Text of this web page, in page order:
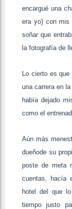
encargué una
era yo) con mis
soñar que
la fotografía de
Lo cierto es
una carrera en
había dejado
como el
Aún más
dueñode su
poste de meta
cuentas, hacía
hotel del que
tiempo justo